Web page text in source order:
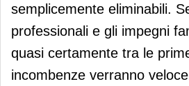
semplicemente eliminabili.
professionali e gli impegni
quasi certamente tra le
incombenze verranno